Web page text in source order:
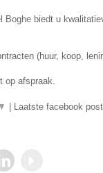
Boghe biedt u
(huur, koop,
op afspraak.
▼ | Laatste facebook